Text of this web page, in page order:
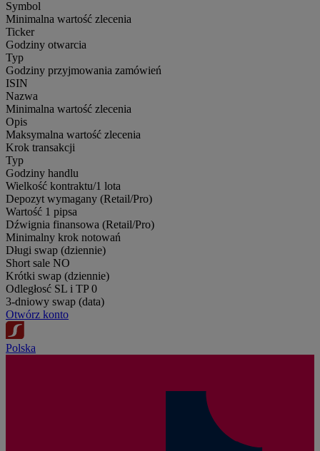
Symbol
Minimalna wartość zlecenia
Ticker
Godziny otwarcia
Typ
Godziny przyjmowania zamówień
ISIN
Nazwa
Minimalna wartość zlecenia
Opis
Maksymalna wartość zlecenia
Krok transakcji
Typ
Godziny handlu
Wielkość kontraktu/1 lota
Depozyt wymagany (Retail/Pro)
Wartość 1 pipsa
Dźwignia finansowa (Retail/Pro)
Minimalny krok notowań
Długi swap (dziennie)
Short sale NO
Krótki swap (dziennie)
Odległosć SL i TP 0
3-dniowy swap (data)
Otwórz konto
Polska